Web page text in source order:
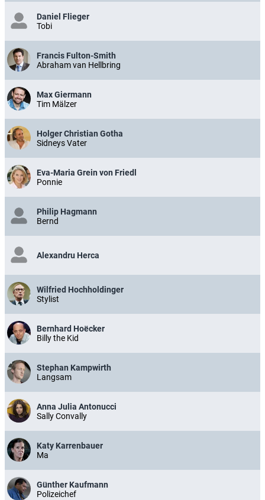
Daniel Flieger
Tobi
Francis Fulton-Smith
Abraham van Hellbring
Max Giermann
Tim Mälzer
Holger Christian Gotha
Sidneys Vater
Eva-Maria Grein von Friedl
Ponnie
Philip Hagmann
Bernd
Alexandru Herca
Wilfried Hochholdinger
Stylist
Bernhard Hoëcker
Billy the Kid
Stephan Kampwirth
Langsam
Anna Julia Antonucci
Sally Convally
Katy Karrenbauer
Ma
Günther Kaufmann
Polizeichef